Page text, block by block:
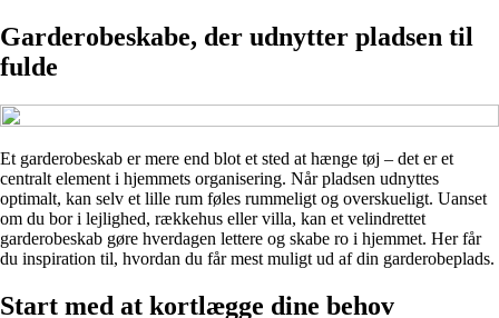
Garderobeskabe, der udnytter pladsen til
fulde
Et garderobeskab er mere end blot et sted at hænge tøj – det er et
centralt element i hjemmets organisering. Når pladsen udnyttes
optimalt, kan selv et lille rum føles rummeligt og overskueligt. Uanset
om du bor i lejlighed, rækkehus eller villa, kan et velindrettet
garderobeskab gøre hverdagen lettere og skabe ro i hjemmet. Her får
du inspiration til, hvordan du får mest muligt ud af din garderobeplads.
Start med at kortlægge dine behov